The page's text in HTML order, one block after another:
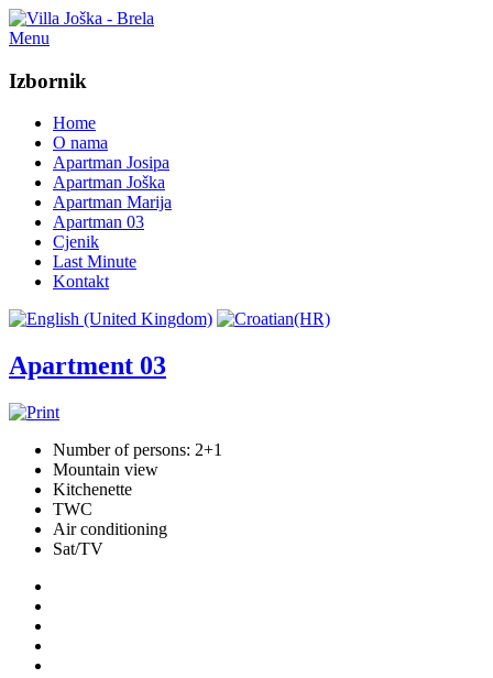
Menu
Izbornik
Home
O nama
Apartman Josipa
Apartman Joška
Apartman Marija
Apartman 03
Cjenik
Last Minute
Kontakt
Apartment 03
Number of persons: 2+1
Mountain view
Kitchenette
TWC
Air conditioning
Sat/TV